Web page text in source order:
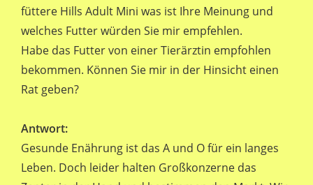
füttere Hills Adult Mini was ist Ihre Meinung und
welches Futter würden Sie mir empfehlen.
Habe das Futter von einer Tierärztin empfohlen
bekommen. Können Sie mir in der Hinsicht einen
Rat geben?
Antwort:
Gesunde Enährung ist das A und O für ein langes
Leben. Doch leider halten Großkonzerne das